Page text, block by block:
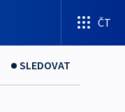
ČT
SLEDOVAT